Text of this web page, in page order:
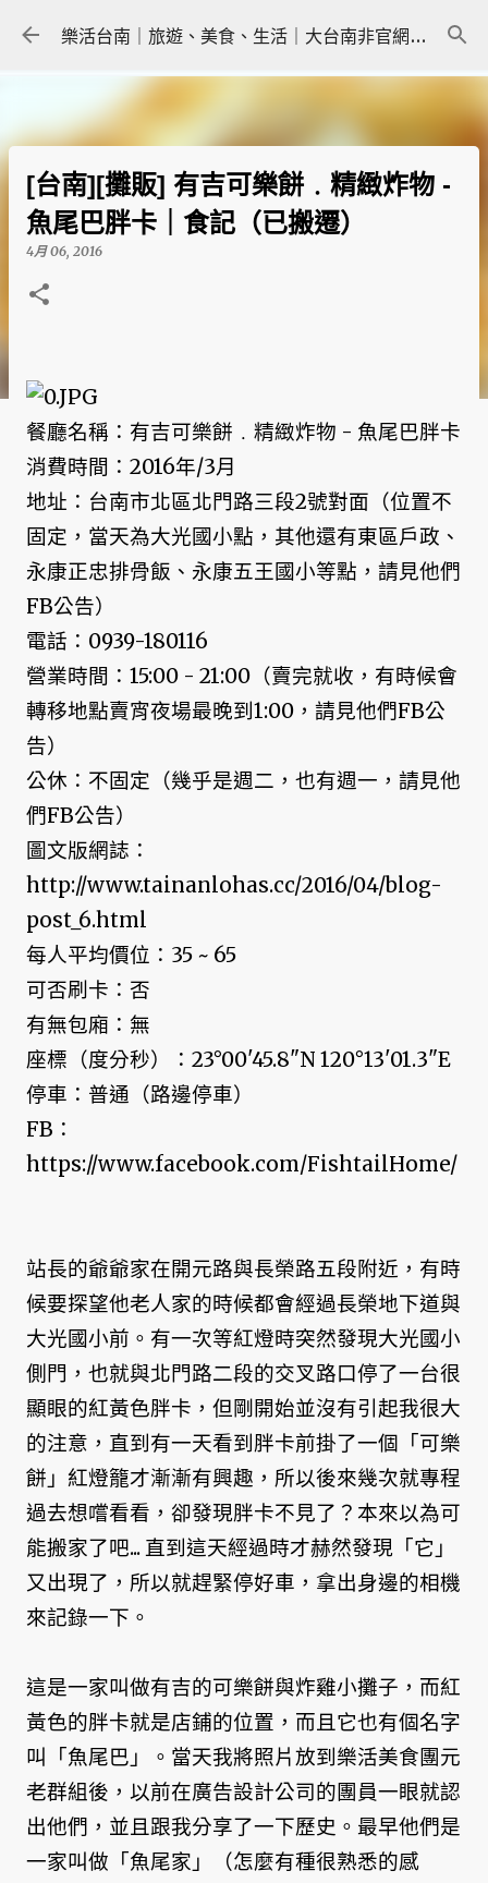
跳到主要內容 樂活台南｜旅遊、美食、生活｜大台南非官網｜tainanlohas.cc
[台南][攤販] 有吉可樂餅﹒精緻炸物 -
魚尾巴胖卡｜食記（已搬遷）
4月 06, 2016
餐廳名稱：有吉可樂餅﹒精緻炸物 - 魚尾巴胖卡
消費時間：2016年/3月
地址：台南市北區北門路三段2號對面（位置不
固定，當天為大光國小點，其他還有東區戶政、
永康正忠排骨飯、永康五王國小等點，請見他們
FB公告）
電話：0939-180116
營業時間：15:00 - 21:00（賣完就收，有時候會
轉移地點賣宵夜場最晚到1:00，請見他們FB公
告）
公休：不固定（幾乎是週二，也有週一，請見他
們FB公告）
圖文版網誌：
http://www.tainanlohas.cc/2016/04/blog-
post_6.html
每人平均價位：35 ~ 65
可否刷卡：否
有無包廂：無
座標（度分秒）：23°00'45.8"N 120°13'01.3"E
停車：普通（路邊停車）
FB：
https://www.facebook.com/FishtailHome/
站長的爺爺家在開元路與長榮路五段附近，有時
候要探望他老人家的時候都會經過長榮地下道與
大光國小前。有一次等紅燈時突然發現大光國小
側門，也就與北門路二段的交叉路口停了一台很
顯眼的紅黃色胖卡，但剛開始並沒有引起我很大
的注意，直到有一天看到胖卡前掛了一個「可樂
餅」紅燈籠才漸漸有興趣，所以後來幾次就專程
過去想嚐看看，卻發現胖卡不見了？本來以為可
能搬家了吧... 直到這天經過時才赫然發現「它」
又出現了，所以就趕緊停好車，拿出身邊的相機
來記錄一下。
這是一家叫做有吉的可樂餅與炸雞小攤子，而紅
黃色的胖卡就是店鋪的位置，而且它也有個名字
叫「魚尾巴」。當天我將照片放到樂活美食團元
老群組後，以前在廣告設計公司的團員一眼就認
出他們，並且跟我分享了一下歷史。最早他們是
一家叫做「魚尾家」（怎麼有種很熟悉的感